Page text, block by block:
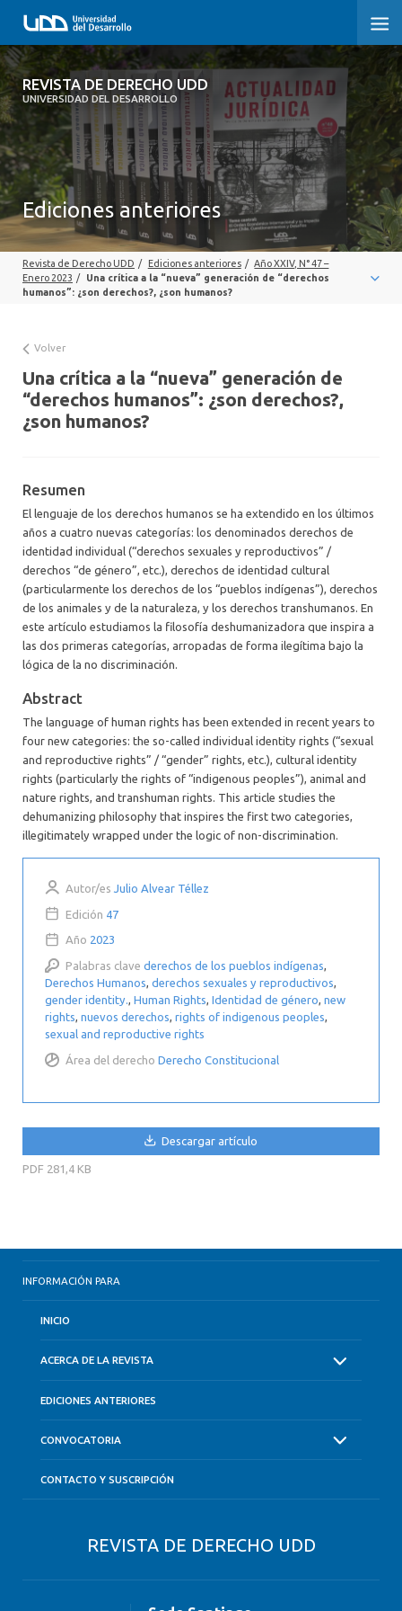
REVISTA DE DERECHO UDD
UNIVERSIDAD DEL DESARROLLO
REVISTA DE DERECHO UDD
INICIO
ACERCA DE LA REVISTA
EDICIONES ANTERIORES
CONVOCATORIA
CONTACTO Y SUSCRIPCIÓN
Ediciones anteriores
Revista de Derecho UDD / Ediciones anteriores / Año XXIV, N° 47 –
Enero 2023 /
Una crítica a la “nueva” generación de “derechos
humanos”: ¿son derechos?, ¿son humanos?
Volver
Una crítica a la “nueva” generación de
“derechos humanos”: ¿son derechos?,
¿son humanos?
Resumen
El lenguaje de los derechos humanos se ha extendido en los últimos
años a cuatro nuevas categorías: los denominados derechos de
identidad individual (“derechos sexuales y reproductivos” /
derechos “de género”, etc.), derechos de identidad cultural
(particularmente los derechos de los “pueblos indígenas”), derechos
de los animales y de la naturaleza, y los derechos transhumanos. En
este artículo estudiamos la filosofía deshumanizadora que inspira a
las dos primeras categorías, arropadas de forma ilegítima bajo la
lógica de la no discriminación.
Abstract
The language of human rights has been extended in recent years to
four new categories: the so-called individual identity rights (“sexual
and reproductive rights” / “gender” rights, etc.), cultural identity
rights (particularly the rights of “indigenous peoples”), animal and
nature rights, and transhuman rights. This article studies the
dehumanizing philosophy that inspires the first two categories,
illegitimately wrapped under the logic of non-discrimination.
Autor/es Julio Alvear Téllez
Edición 47
Año 2023
Palabras clave derechos de los pueblos indígenas,
Derechos Humanos,derechos sexuales y reproductivos,
gender identity.,Human Rights,Identidad de género,new
rights,nuevos derechos,rights of indigenous peoples,
sexual and reproductive rights
Área del derecho Derecho Constitucional
Descargar artículo
PDF 281,4 KB
INFORMACIÓN PARA
INICIO
ACERCA DE LA REVISTA
EDICIONES ANTERIORES
CONVOCATORIA
CONTACTO Y SUSCRIPCIÓN
REVISTA DE DERECHO UDD